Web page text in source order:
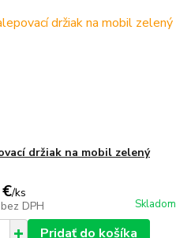
držiak na mobil zelený
/ks
bez DPH Skladom
Pridať do košíka